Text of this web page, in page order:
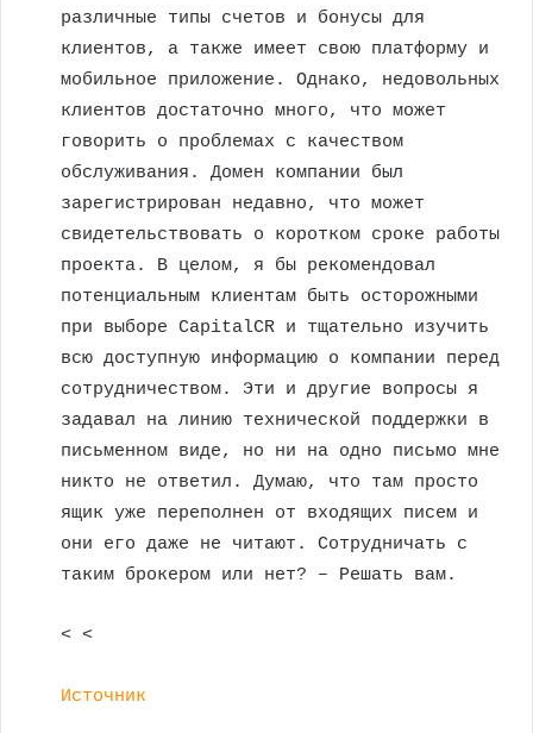
различные типы счетов и бонусы для
клиентов, а также имеет свою платформу и
мобильное приложение. Однако, недовольных
клиентов достаточно много, что может
говорить о проблемах с качеством
обслуживания. Домен компании был
зарегистрирован недавно, что может
свидетельствовать о коротком сроке работы
проекта. В целом, я бы рекомендовал
потенциальным клиентам быть осторожными
при выборе CapitalCR и тщательно изучить
всю доступную информацию о компании перед
сотрудничеством. Эти и другие вопросы я
задавал на линию технической поддержки в
письменном виде, но ни на одно письмо мне
никто не ответил. Думаю, что там просто
ящик уже переполнен от входящих писем и
они его даже не читают. Сотрудничать с
таким брокером или нет? – Решать вам.
< <
Источник